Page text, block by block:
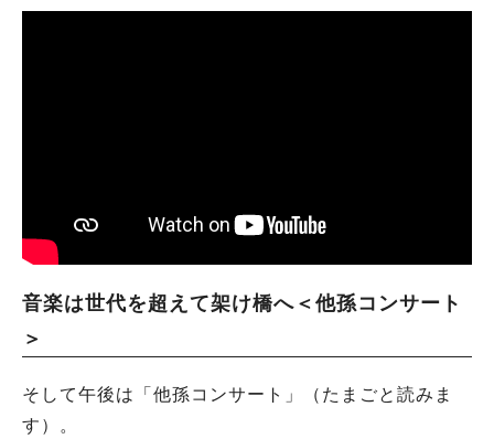
音楽は世代を超えて架け橋へ＜他孫コンサート
＞
そして午後は「他孫コンサート」（たまごと読みま
す）。